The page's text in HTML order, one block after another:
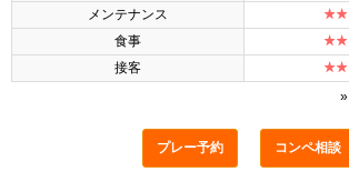
メンテナンス
食事
接客
»
プレー予約 コンペ相談